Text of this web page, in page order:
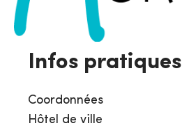
Infos pratiques
Coordonnées
Hôtel de ville